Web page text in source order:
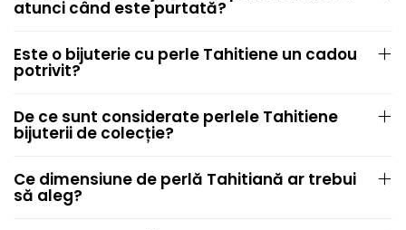
atunci când este purtată?
Este o bijuterie cu perle Tahitiene un cadou
potrivit?
De ce sunt considerate perlele Tahitiene
bijuterii de colecție?
Ce dimensiune de perlă Tahitiană ar trebui
să aleg?